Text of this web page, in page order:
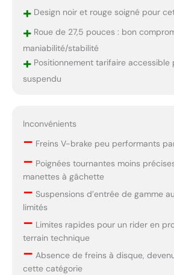
+Design noir et rouge soigné pour
+Roue de 27,5 pouces : bon
maniabilité/stabilité
+Positionnement tarifaire accessible
suspendu
Inconvénients
– Freins V-brake peu performants
– Poignées tournantes moins
manettes à gâchette
– Suspensions d’entrée de gamme
limités
– Limites rapides pour un rider en
terrain technique
– Absence de freins à disque,
cette catégorie